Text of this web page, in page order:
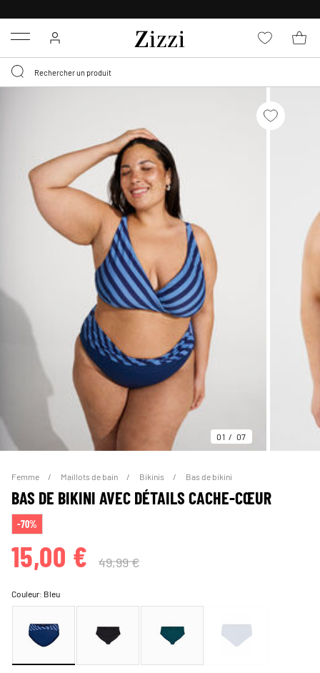
Menu
01 07
Femme Maillots de bain Bikinis Bas de bikini
BAS DE BIKINI AVEC DÉTAILS CACHE-CŒUR
-70%
15,00 € 49,99 €
Couleur: Bleu